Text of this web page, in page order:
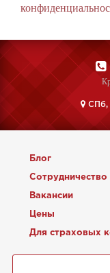
CПб,
Блог
Сотрудничество
Вакансии
Цены
Для страховых